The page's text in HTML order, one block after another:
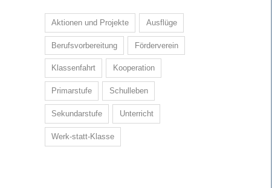
Aktionen und Projekte Ausflüge
Berufsvorbereitung Förderverein
Klassenfahrt Kooperation
Primarstufe Schulleben
Sekundarstufe Unterricht
Werk-statt-Klasse